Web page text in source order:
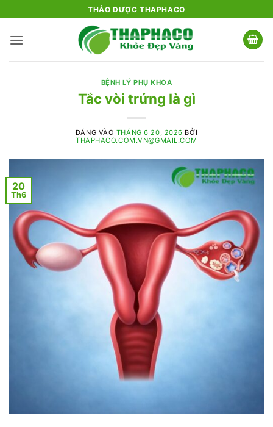
qua
nội
THẢO DƯỢC THAPHACO
BỆNH LÝ PHỤ KHOA
Tắc vòi trứng là gì
ĐĂNG VÀO THÁNG 6 20, 2026 BỞI
THAPHACO.COM.VN@GMAIL.COM
20
Th6